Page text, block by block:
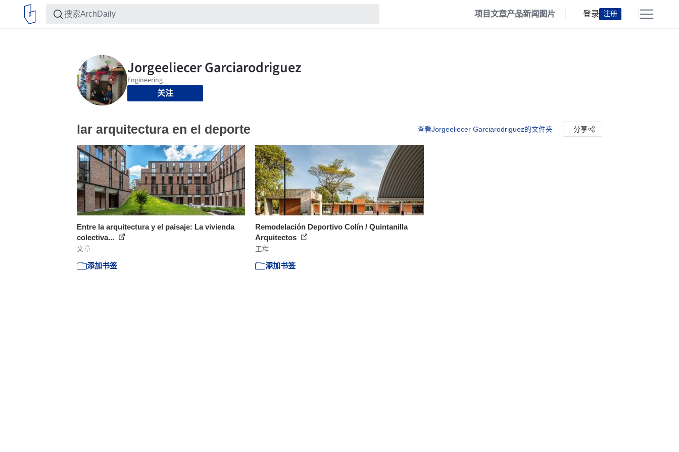
项目文章产品新闻 图片 登录 注册
关注
lar arquitectura en el deporte 查看Jorgeeliecer Garciarodriguez的文件夹 分享
Entre la arquitectura y el paisaje: La vivienda
colectiva...
文章
添加书签
Remodelación Deportivo Colín / Quintanilla
Arquitectos
工程
添加书签